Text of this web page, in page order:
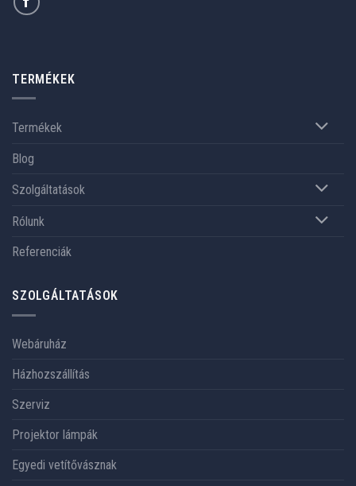
TERMÉKEK
Termékek
Blog
Szolgáltatások
Rólunk
Referenciák
SZOLGÁLTATÁSOK
Webáruház
Házhozszállítás
Szerviz
Projektor lámpák
Egyedi vetítővásznak